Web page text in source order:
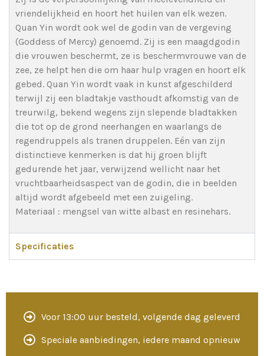
vriendelijkheid en hoort het huilen van elk wezen.
Quan Yin wordt ook wel de godin van de vergeving
(Goddess of Mercy) genoemd. Zij is een maagdgodin
die vrouwen beschermt, ze is beschermvrouwe van de
zee, ze helpt hen die om haar hulp vragen en hoort elk
gebed. Quan Yin wordt vaak in kunst afgeschilderd
terwijl zij een bladtakje vasthoudt afkomstig van de
treurwilg, bekend wegens zijn slepende bladtakken
die tot op de grond neerhangen en waarlangs de
regendruppels als tranen druppelen. Eén van zijn
distinctieve kenmerken is dat hij groen blijft
gedurende het jaar, verwijzend wellicht naar het
vruchtbaarheidsaspect van de godin, die in beelden
altijd wordt afgebeeld met een zuigeling.
Materiaal : mengsel van witte albast en resinehars.
Specificaties
Voor 13:00 uur besteld, volgende dag geleverd
Speciale aanbiedingen, iedere maand opnieuw